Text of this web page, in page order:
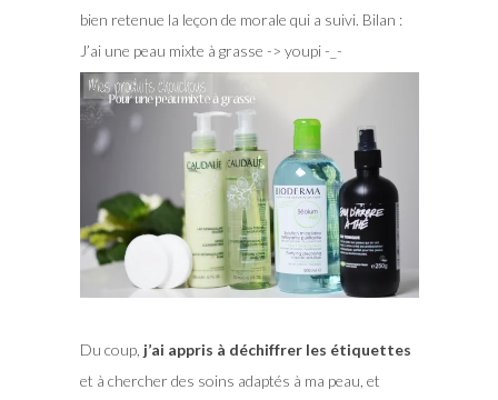
bien retenue la leçon de morale qui a suivi. Bilan :
J’ai une peau mixte à grasse -> youpi -_-
Du coup, j’ai appris à déchiffrer les étiquettes
et à chercher des soins adaptés à ma peau, et